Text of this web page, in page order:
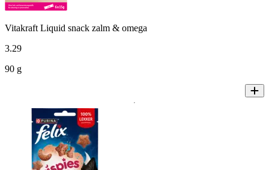
Vitakraft Liquid snack zalm & omega
3.29
90 g